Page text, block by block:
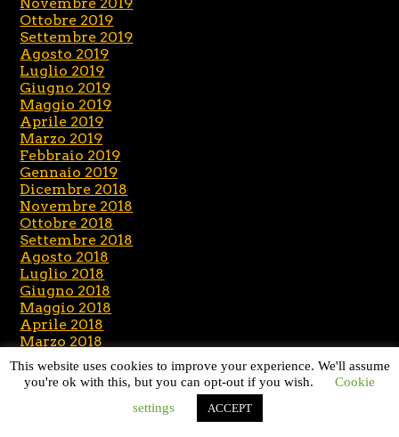
Ottobre 2019
Settembre 2019
Agosto 2019
Luglio 2019
Giugno 2019
Maggio 2019
Aprile 2019
Marzo 2019
Febbraio 2019
Gennaio 2019
Dicembre 2018
Novembre 2018
Ottobre 2018
Settembre 2018
Agosto 2018
Luglio 2018
Giugno 2018
Maggio 2018
Aprile 2018
Marzo 2018
Febbraio 2018
Gennaio 2018
Dicembre 2017
This website uses cookies to improve your experience. We'll assume
you're ok with this, but you can opt-out if you wish.
Cookie
settings
ACCEPT